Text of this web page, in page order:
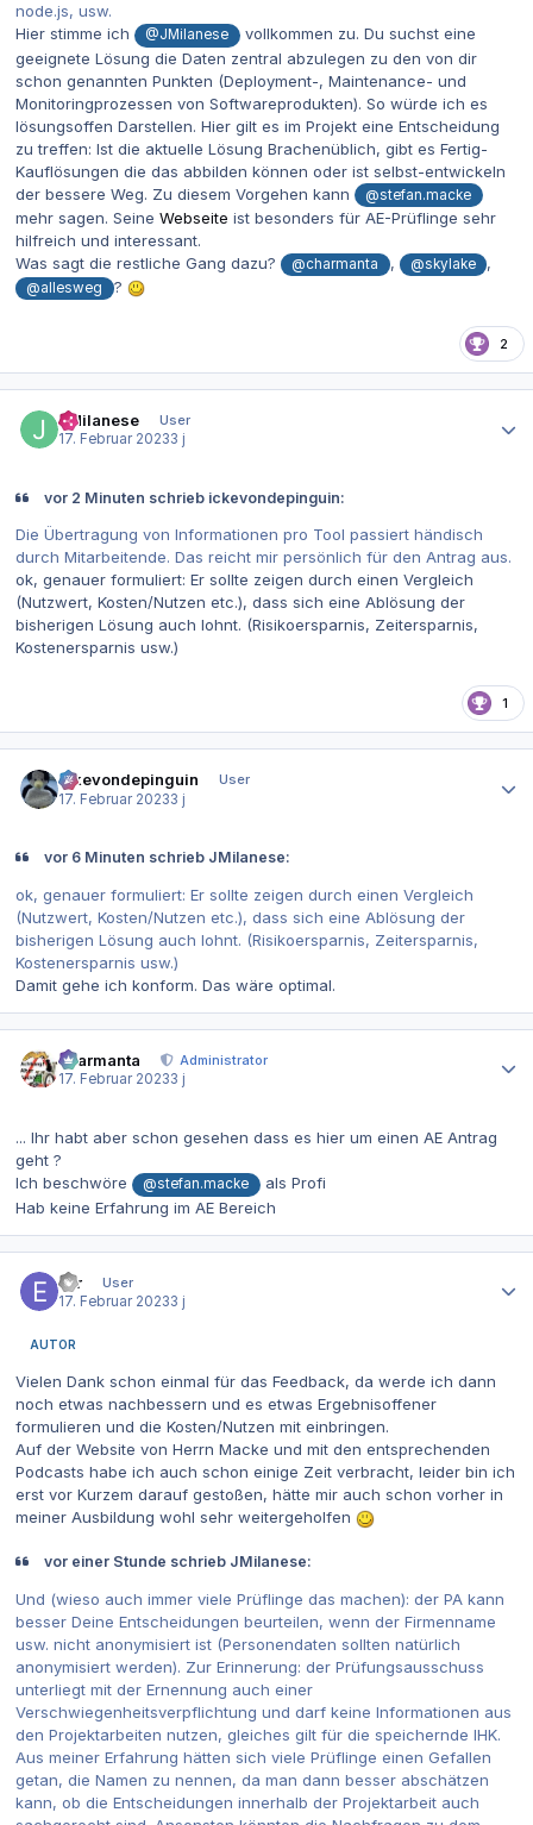
node.js, usw.
Hier stimme ich
@JMilanese
vollkommen zu. Du suchst eine
geeignete Lösung die Daten zentral abzulegen zu den von dir
schon genannten Punkten (Deployment-, Maintenance- und
Monitoringprozessen von Softwareprodukten). So würde ich es
lösungsoffen Darstellen. Hier gilt es im Projekt eine Entscheidung
zu treffen: Ist die aktuelle Lösung Brachenüblich, gibt es Fertig-
Kauflösungen die das abbilden können oder ist selbst-entwickeln
der bessere Weg. Zu diesem Vorgehen kann
@stefan.macke
mehr sagen. Seine Webseite ist besonders für AE-Prüflinge sehr
hilfreich und interessant.
Was sagt die restliche Gang dazu?
@charmanta , @skylake ,
@allesweg ?
2
JMilanese
User
17. Februar 20233 j
vor 2 Minuten schrieb ickevondepinguin:
Die Übertragung von Informationen pro Tool passiert händisch
durch Mitarbeitende. Das reicht mir persönlich für den Antrag aus.
ok, genauer formuliert: Er sollte zeigen durch einen Vergleich
(Nutzwert, Kosten/Nutzen etc.), dass sich eine Ablösung der
bisherigen Lösung auch lohnt. (Risikoersparnis, Zeitersparnis,
Kostenersparnis usw.)
1
ickevondepinguin
User
17. Februar 20233 j
vor 6 Minuten schrieb JMilanese:
ok, genauer formuliert: Er sollte zeigen durch einen Vergleich
(Nutzwert, Kosten/Nutzen etc.), dass sich eine Ablösung der
bisherigen Lösung auch lohnt. (Risikoersparnis, Zeitersparnis,
Kostenersparnis usw.)
Damit gehe ich konform. Das wäre optimal.
charmanta
Administrator
17. Februar 20233 j
... Ihr habt aber schon gesehen dass es hier um einen AE Antrag
geht ?
Ich beschwöre
@stefan.macke
als Profi
Hab keine Erfahrung im AE Bereich
Exr
User
17. Februar 20233 j
AUTOR
Vielen Dank schon einmal für das Feedback, da werde ich dann
noch etwas nachbessern und es etwas Ergebnisoffener
formulieren und die Kosten/Nutzen mit einbringen.
Auf der Website von Herrn Macke und mit den entsprechenden
Podcasts habe ich auch schon einige Zeit verbracht, leider bin ich
erst vor Kurzem darauf gestoßen, hätte mir auch schon vorher in
meiner Ausbildung wohl sehr weitergeholfen
vor einer Stunde schrieb JMilanese:
Und (wieso auch immer viele Prüflinge das machen): der PA kann
besser Deine Entscheidungen beurteilen, wenn der Firmenname
usw. nicht anonymisiert ist (Personendaten sollten natürlich
anonymisiert werden). Zur Erinnerung: der Prüfungsausschuss
unterliegt mit der Ernennung auch einer
Verschwiegenheitsverpflichtung und darf keine Informationen aus
den Projektarbeiten nutzen, gleiches gilt für die speichernde IHK.
Aus meiner Erfahrung hätten sich viele Prüflinge einen Gefallen
getan, die Namen zu nennen, da man dann besser abschätzen
kann, ob die Entscheidungen innerhalb der Projektarbeit auch